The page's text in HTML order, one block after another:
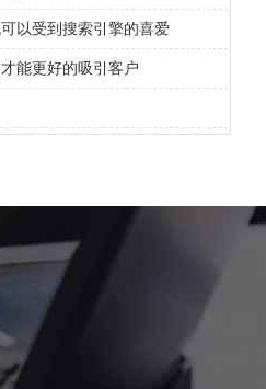
以受到搜索引擎的喜爱
能更好的吸引客户